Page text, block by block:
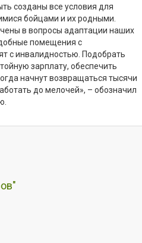
созданы все условия для
бойцами и их родными.
в вопросы адаптации наших
помещения с
с инвалидностью. Подобрать
зарплату, обеспечить
начнут возвращаться тысячи
до мелочей», – обозначил